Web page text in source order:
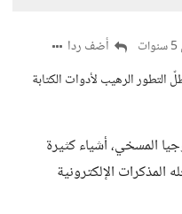
أضف ردا
الرهيب لأدوات الكتابة
المسخي، أشياء كثيرة
الإلكترونية